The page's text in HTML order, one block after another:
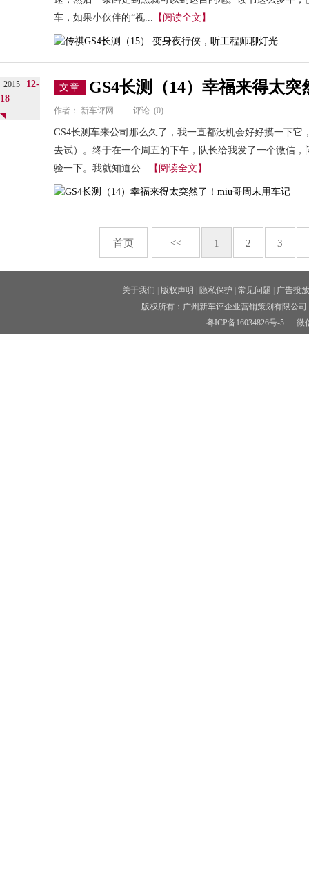
车，如果小伙伴的“视... 【阅读全文】
2015
12-
18
文章 GS4长测（14）幸福来得太
作者： 新车评网 评论 (0)
GS4长测车来公司那么久了，我一直都没机会好好摸一下
去试）。终于在一个周五的下午，队长给我发了一个微信
验一下。我就知道公... 【阅读全文】
首页 << 1 2 3
关于我们 版权声明 隐私保护 常见问题
广告投放
版权所有：广州新车评企业营销策划有限公
粤ICP备16034826号-5微信